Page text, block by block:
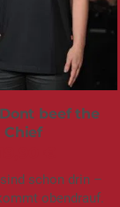
beef the
Chief
schon drin –
obendrauf.